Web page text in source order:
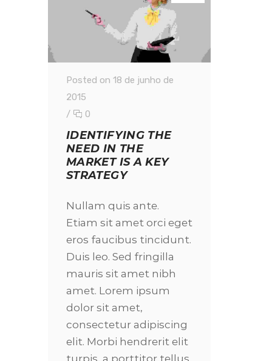
Posted on 18 de junho de
2015
/
0
IDENTIFYING THE
NEED IN THE
MARKET IS A KEY
STRATEGY
Nullam quis ante.
Etiam sit amet orci eget
eros faucibus tincidunt.
Duis leo. Sed fringilla
mauris sit amet nibh
amet. Lorem ipsum
dolor sit amet,
consectetur adipiscing
elit. Morbi hendrerit elit